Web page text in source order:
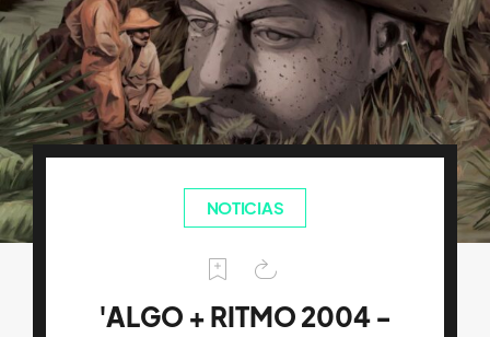
NOTICIAS
'ALGO + RITMO 2004 -